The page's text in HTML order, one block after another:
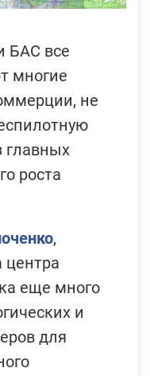
БАС все
многие
не
главных
роста
,
центра
еще много
и
для